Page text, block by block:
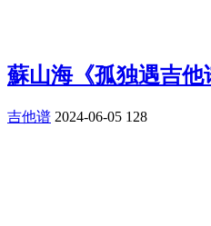
蘇山海《孤独遇吉
吉他谱 2024-06-05 128